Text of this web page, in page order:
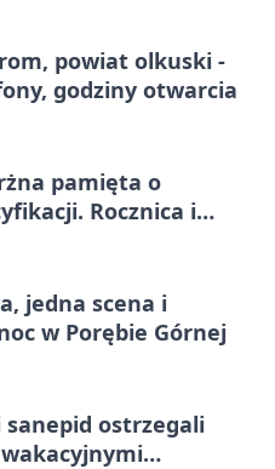
powiat olkuski -
godziny otwarcia
pamięta o
Rocznica i
jedna scena i
w Porębie Górnej
sanepid ostrzegali